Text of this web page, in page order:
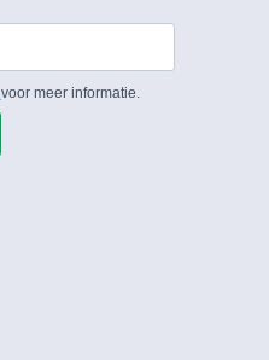
voor meer informatie.